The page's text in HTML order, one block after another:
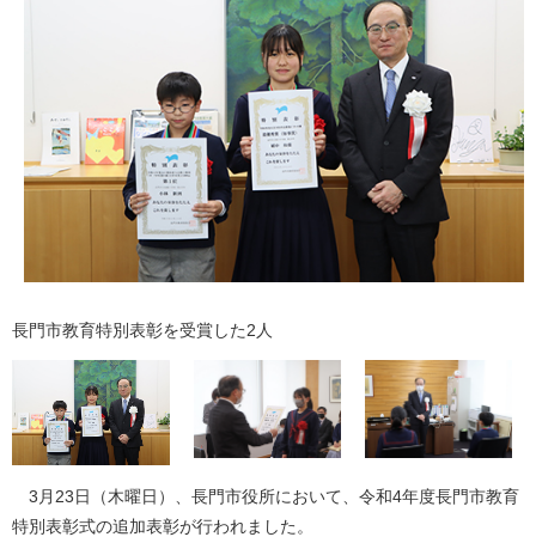
長門市教育特別表彰を受賞した2人
3月23日（木曜日）、長門市役所において、令和4年度長門市教育
特別表彰式の追加表彰が行われました。